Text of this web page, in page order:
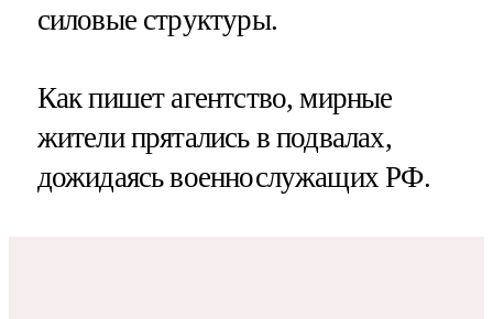
силовые структуры.
Как пишет агентство, мирные
жители прятались в подвалах,
дожидаясь военнослужащих РФ.